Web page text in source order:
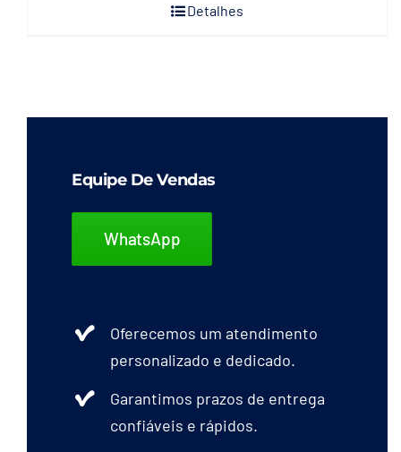
Detalhes
Equipe De Vendas
WhatsApp
Oferecemos um atendimento
personalizado e dedicado.
Garantimos prazos de entrega
confiáveis e rápidos.